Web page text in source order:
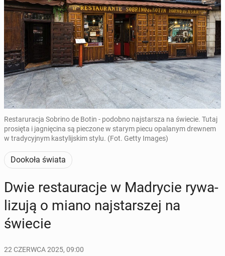
Restaruracja Sobrino de Botin - podobno najstarsza na świecie. Tutaj
prosięta i jagnięcina są pieczone w starym piecu opalanym drewnem
w tradycyjnym kastylijskim stylu. (Fot. Getty Images)
Dookoła świata
Dwie re­stau­ra­cje w Ma­dry­cie ry­wa­
li­zu­ją o miano naj­star­szej na
świecie
22 CZERWCA 2025, 09:00